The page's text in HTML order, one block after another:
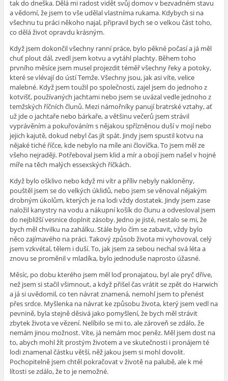
tak do dneška. Dělá mi radost vidět svůj domov v bezvadném stavu
a vědomí, že jsem to vše udělal vlastníma rukama. Kdybych si na
všechnu tu práci někoho najal, připravil bych se o velkou část toho,
co dělá život opravdu krásným.
Když jsem dokončil všechny ranní práce, bylo pěkné počasí a já měl
chuť plout dál, zvedl jsem kotvu a vytáhl plachty. Během toho
prvního měsíce jsem musel projezdit téměř všechny řeky a potoky,
které se vlévají do ústí Temže. Všechny jsou, jak asi víte, velice
malebné. Když jsem toužil po společnosti, zajel jsem do jednoho z
kotvišť, používaných jachtami nebo jsem se uvázal vedle jednoho z
temžských říčních člunů. Mezi námořníky panují bratrské vztahy, ať
už jde o jachtaře nebo bárkaře, a většinu večerů jsem strávil
vyprávěním a pokuřováním s nějakou spřízněnou duší v mojí nebo
jejich kajutě, dokud nebyl čas jít spát. Jindy jsem spustil kotvu na
nějaké tiché říčce, kde nebylo na míle ani človíčka. To jsem měl ze
všeho nejraději. Potřeboval jsem klid a mír a obojí jsem našel v hojné
míře na těch malých essexských říčkách.
Když bylo ošklivo nebo když mi vítr a příliv nebyly nakloněny,
pouštěl jsem se do velkých úklidů, nebo jsem se věnoval nějakým
drobným úkolům, kterých je na lodi vždy dostatek. Jindy jsem zase
naložil kanystry na vodu a nákupní košík do člunu a odvesloval jsem
do nejbližší vesnice doplnit zásoby. Jedno je jisté, nestalo se mi, že
bych měl chvilku na zahálku. Stále bylo čím se zabavit, vždy bylo
něco zajímavého na práci. Takový způsob života mi vyhovoval, celý
jsem vzkvétal, tělem i duší. To, jak jsem za sebou nechal svá léta a
znovu se proměnil v mladíka, bylo jednoduše naprosto úžasné.
Měsíc, po dobu kterého jsem měl loď pronajatou, byl ale pryč dříve,
než jsem si stačil všimnout, a když přišel čas vrátit se zpět do Harwich
a já si uvědomil, co ten návrat znamená, nemohl jsem to přenést
přes srdce. Myšlenka na návrat ke způsobu života, který jsem vedl na
pevnině, byla stejně děsivá jako pomyšlení, že bych měl strávit
zbytek života ve vězení. Nelíbilo se mi to, ale zároveň se zdálo, že
nemám jinou možnost. Víte, já nemám moc peněz. Měl jsem dost na
to, abych mohl žít prostým životem a ve skutečnosti i pronájem té
lodi znamenal částku větší, něž jakou jsem si mohl dovolit.
Pochopitelně jsem chtěl pokračovat v životě na palubě, ale k mé
lítosti se zdálo, že to je nemožné.